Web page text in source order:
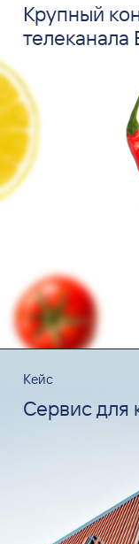
Крупный
телеканала
Кейс
Сервис для